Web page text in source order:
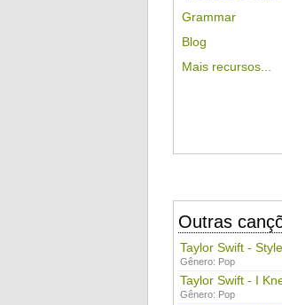
Grammar
Blog
Mais recursos...
Outras
Taylor Swift - Style
Gênero: Pop
Taylor Swift - I
Gênero: Pop